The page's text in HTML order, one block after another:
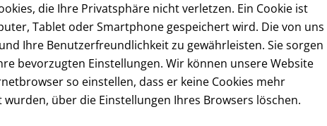
die Ihre Privatsphäre nicht verletzen. Ein Cookie ist
Tablet oder Smartphone gespeichert wird. Die von uns
Ihre Benutzerfreundlichkeit zu gewährleisten. Sie sorgen
bevorzugten Einstellungen. Wir können unsere Website
so einstellen, dass er keine Cookies mehr
über die Einstellungen Ihres Browsers löschen.